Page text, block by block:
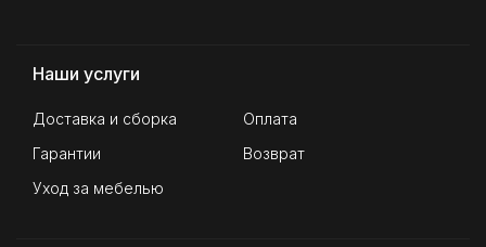
Наши услуги
Доставка и сборка
Оплата
Гарантии
Возврат
Уход за мебелью